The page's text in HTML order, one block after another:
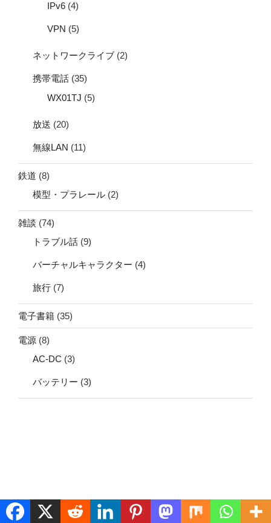
IPv6 (4)
VPN (5)
ネットワークライブ (2)
携帯電話 (35)
WX01TJ (5)
放送 (20)
無線LAN (11)
鉄道 (8)
模型・プラレール (2)
雑談 (74)
トラブル話 (9)
バーチャルキャラクター (4)
旅行 (7)
電子書籍 (35)
電源 (8)
AC-DC (3)
バッテリー (3)